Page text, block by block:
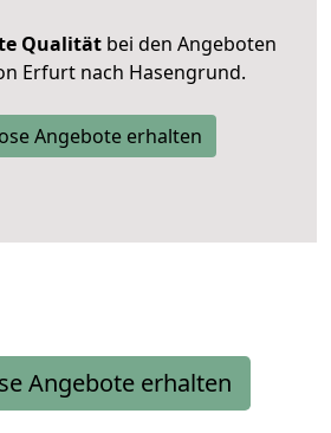
Qualität bei den Angeboten
Erfurt nach Hasengrund.
Angebote erhalten
Angebote erhalten